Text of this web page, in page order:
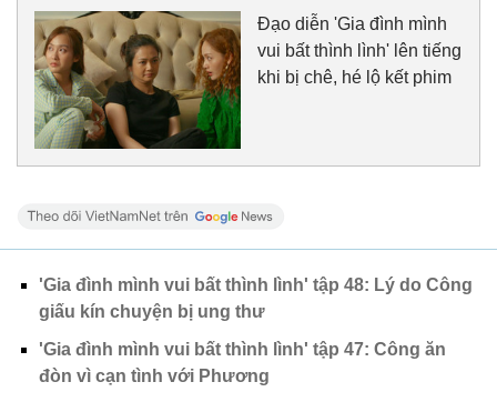
Đạo diễn 'Gia đình mình
vui bất thình lình' lên tiếng
khi bị chê, hé lộ kết phim
'Gia đình mình vui bất thình lình' tập 48: Lý do Công
giấu kín chuyện bị ung thư
'Gia đình mình vui bất thình lình' tập 47: Công ăn
đòn vì cạn tình với Phương